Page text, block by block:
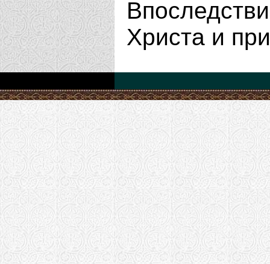
Христа и